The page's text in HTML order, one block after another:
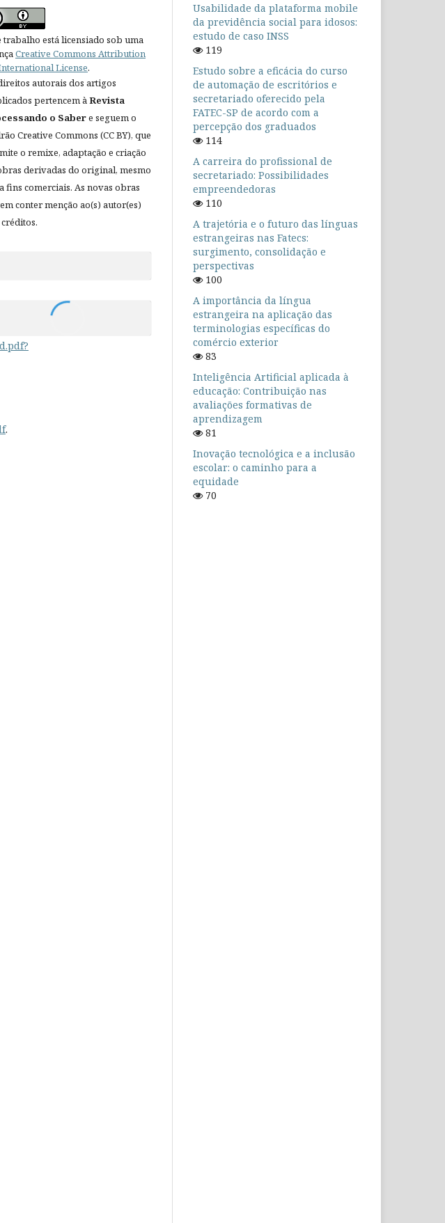
.
trabalho está licensiado sob uma
Creative Commons Attribution
License.
autorais dos artigos
pertencem àRevista
o Sabere seguem o
Creative Commons (CC BY), que
o remixe, adaptação e criação
derivadas do original, mesmo
fins comerciais. As novas obras
conter menção ao(s) autor(es)
Usabilidade da plataforma mobile
da previdência social para idosos:
estudo de caso INSS
119
Estudo sobre a eficácia do curso
de automação de escritórios e
secretariado oferecido pela
FATEC-SP de acordo com a
percepção dos graduados
114
A carreira do profissional de
secretariado: Possibilidades
empreendedoras
110
A trajetória e o futuro das línguas
estrangeiras nas Fatecs:
surgimento, consolidação e
perspectivas
100
A importância da língua
estrangeira na aplicação das
terminologias específicas do
comércio exterior
83
Inteligência Artificial aplicada à
educação: Contribuição nas
avaliações formativas de
aprendizagem
81
Inovação tecnológica e a inclusão
escolar: o caminho para a
equidade
70